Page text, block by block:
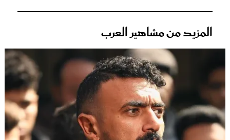
المزيد من مشاهير العرب